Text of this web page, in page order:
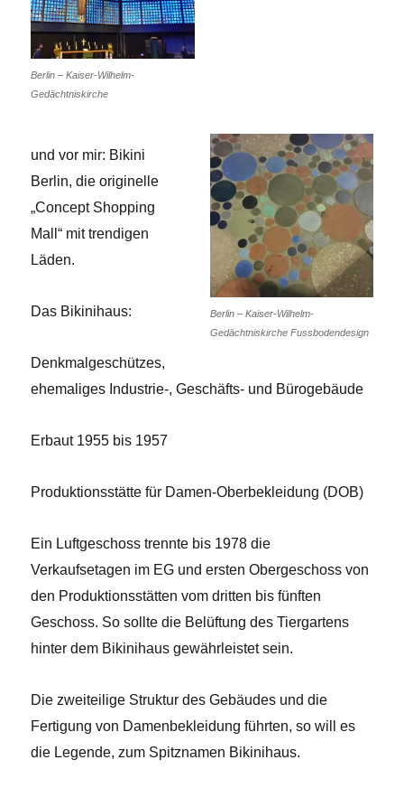
Berlin – Kaiser-Wilhelm-
Gedächtniskirche
Berlin – Kaiser-Wilhelm-
Gedächtniskirche Fussbodendesign
und vor mir: Bikini
Berlin, die originelle
„Concept Shopping
Mall“ mit trendigen
Läden.
Das Bikinihaus:
Denkmalgeschützes,
ehemaliges Industrie-, Geschäfts- und Bürogebäude
Erbaut 1955 bis 1957
Produktionsstätte für Damen-Oberbekleidung (DOB)
Ein Luftgeschoss trennte bis 1978 die
Verkaufsetagen im EG und ersten Obergeschoss von
den Produktionsstätten vom dritten bis fünften
Geschoss. So sollte die Belüftung des Tiergartens
hinter dem Bikinihaus gewährleistet sein.
Die zweiteilige Struktur des Gebäudes und die
Fertigung von Damenbekleidung führten, so will es
die Legende, zum Spitznamen Bikinihaus.